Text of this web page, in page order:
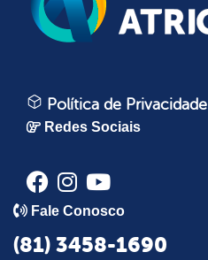
Política de Privacidade
Redes Sociais
Fale Conosco
(81) 3458-1690